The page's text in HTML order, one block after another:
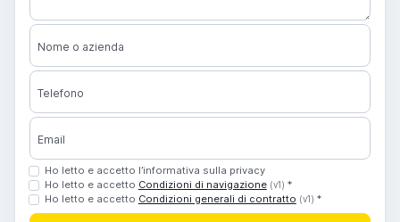
Nome o azienda
Telefono
Email
Ho letto e accetto l’informativa sulla privacy
Ho letto e accetto Condizioni di navigazione (v1) *
Ho letto e accetto Condizioni generali di contratto (v1) *